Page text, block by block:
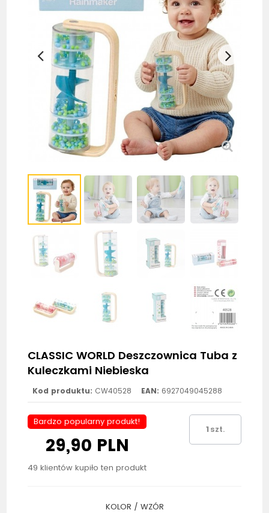
CLASSIC WORLD Deszczownica Tuba z
Kuleczkami Niebieska
Kod produktu: CW40528 EAN: 6927049045288
Bardzo popularny produkt!
29,90 PLN
49 klientów kupiło ten produkt
szt.
KOLOR / WZÓR